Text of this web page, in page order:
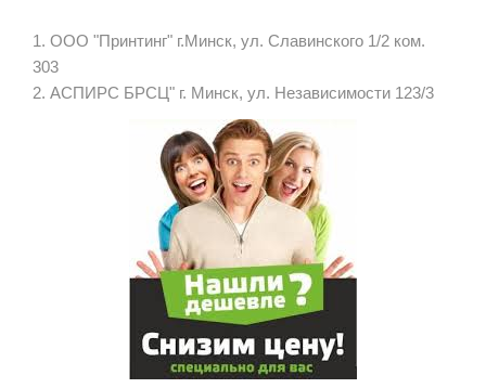
1. ООО "Принтинг" г.Минск, ул. Славинского 1/2 ком.
303
2. АСПИРС БРСЦ" г. Минск, ул. Независимости 123/3